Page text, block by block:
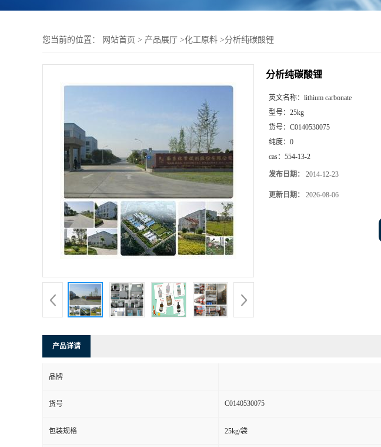
您当前的位置： 网站首页 > 产品展厅 >化工原料 >分析纯碳酸锂
分析纯碳酸锂
英文名称： lithium carbonate
型号： 25kg
货号： C0140530075
纯度： 0
cas： 554-13-2
发布日期： 2014-12-23
更新日期： 2026-08-06
产品详请
品牌
货号 C0140530075
包装规格 25kg/袋